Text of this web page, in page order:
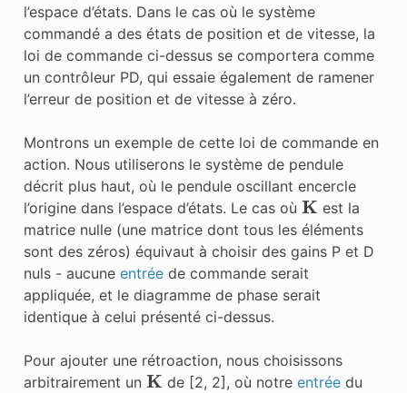
l’espace d’états. Dans le cas où le système
commandé a des états de position et de vitesse, la
loi de commandeci-dessus se comportera comme
un contrôleur PD, qui essaie également de ramener
l’erreur de position et de vitesse à zéro.
Montrons un exemple de cette loi de commande en
action. Nous utiliserons le système de pendule
décrit plus haut, où le pendule oscillant encercle
l’origine dans l’espace d’états. Le cas où K est la
matrice nulle (une matrice dont tous les éléments
sont des zéros) équivaut à choisir des gains P et D
nuls - aucune entréede commande serait
appliquée, et le diagramme de phase serait
identique à celui présenté ci-dessus.
Pour ajouter une rétroaction, nous choisissons
arbitrairement un K de [2, 2], où notre entréedu